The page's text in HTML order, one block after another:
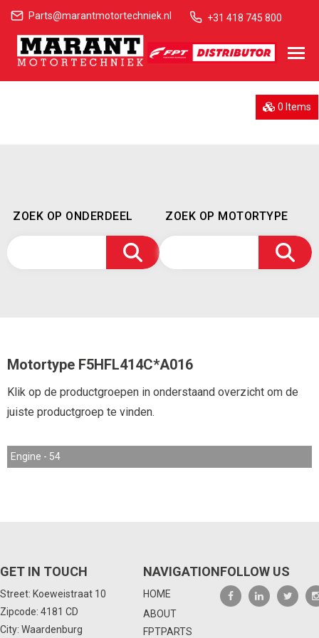
Parts@marantmotortechniek.nl +31 418 745 800
0 Items
ZOEK OP ONDERDEEL ZOEK OP MOTORTYPE
Motortype F5HFL414C*A016
Klik op de productgroepen in onderstaand overzicht om de
juiste productgroep te vinden.
Engine - 54
GET IN TOUCH
Street: Koeweistraat 10
Zipcode: 4181 CD
City: Waardenburg
NAVIGATION
HOME
ABOUT
FPTPARTS
FOLLOW US